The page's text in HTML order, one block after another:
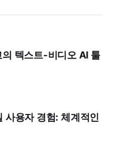
텍스트-비디오 AI 툴
용자 경험: 체계적인